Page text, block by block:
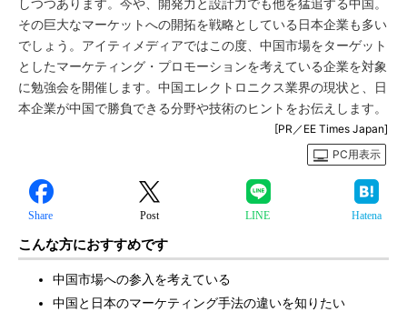
しつつあります。今や、開発力と設計力でも他を猛追する中国。
その巨大なマーケットへの開拓を戦略としている日本企業も多い
でしょう。アイティメディアではこの度、中国市場をターゲット
としたマーケティング・プロモーションを考えている企業を対象
に勉強会を開催します。中国エレクトロニクス業界の現状と、日
本企業が中国で勝負できる分野や技術のヒントをお伝えします。
[PR／EE Times Japan]
PC用表示
Share Post LINE Hatena
こんな方におすすめです
中国市場への参入を考えている
中国と日本のマーケティング手法の違いを知りたい